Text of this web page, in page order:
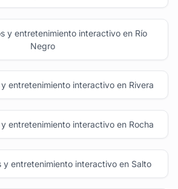
y entretenimiento interactivo en Río
Negro
entretenimiento interactivo en Rivera
entretenimiento interactivo en Rocha
y entretenimiento interactivo en Salto